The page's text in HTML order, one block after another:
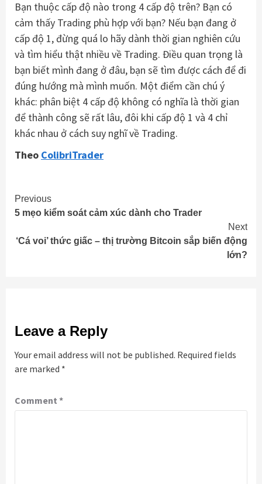
Bạn thuộc cấp độ nào trong 4 cấp độ trên? Bạn có
cảm thấy Trading phù hợp với bạn? Nếu bạn đang ở
cấp độ 1, đừng quá lo hãy dành thời gian nghiên cứu
và tìm hiểu thật nhiều về Trading. Điều quan trọng là
bạn biết mình đang ở đâu, bạn sẽ tìm được cách để đi
đúng hướng mà mình muốn. Một điểm cần chú ý
khác: phân biệt 4 cấp độ không có nghĩa là thời gian
để thành công sẽ rất lâu, đôi khi cấp độ 1 và 4 chỉ
khác nhau ở cách suy nghĩ về Trading.
Theo ColibriTrader
Continue
Reading
Previous
5 mẹo kiểm soát cảm xúc dành cho Trader
Next
‘Cá voi’ thức giấc – thị trường Bitcoin sắp biến động
lớn?
Leave a Reply
Your email address will not be published. Required fields
are marked *
Comment *